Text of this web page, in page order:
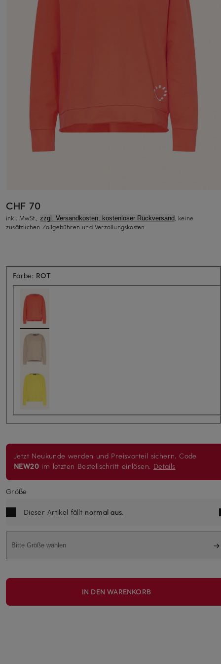
CHF 70
inkl. MwSt., zzgl. Versandkosten, kostenloser Rückversand, keine
zusätzlichen Zollgebühren und Verzollungskosten
Farbe: ROT
Jetzt Neukunde werden und Preisvorteil sichern. Code
NEW20 im letzten Bestellschritt einlösen. Details
Größe
Dieser Artikel fällt normal aus.
Bitte Größe wählen
IN DEN WARENKORB